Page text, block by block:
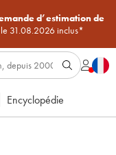
d’estimation de
31.08.2026 inclus*
Encyclopédie